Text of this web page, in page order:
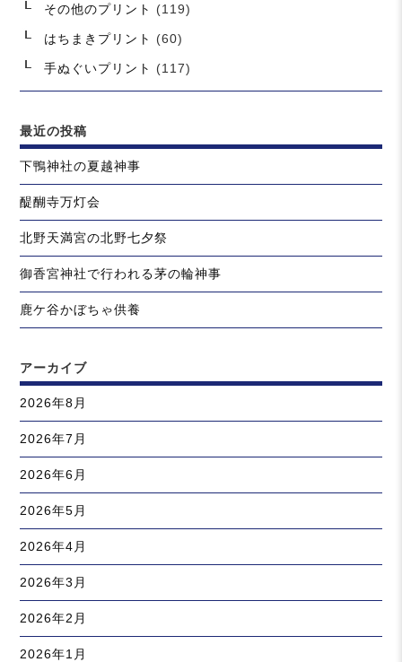
その他のプリント (119)
はちまきプリント (60)
手ぬぐいプリント (117)
最近の投稿
下鴨神社の夏越神事
醍醐寺万灯会
北野天満宮の北野七夕祭
御香宮神社で行われる茅の輪神事
鹿ケ谷かぼちゃ供養
アーカイブ
2026年8月
2026年7月
2026年6月
2026年5月
2026年4月
2026年3月
2026年2月
2026年1月